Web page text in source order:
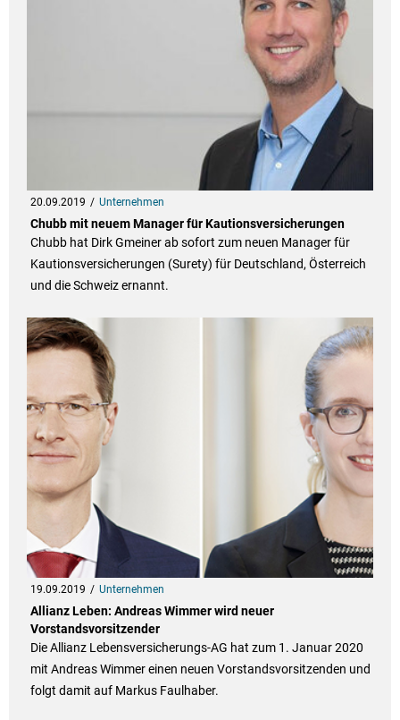
20.09.2019 Unternehmen
Chubb mit neuem Manager für Kautionsversicherungen
Chubb hat Dirk Gmeiner ab sofort zum neuen Manager für
Kautionsversicherungen (Surety) für Deutschland, Österreich
und die Schweiz ernannt.
19.09.2019 Unternehmen
Allianz Leben: Andreas Wimmer wird neuer
Vorstandsvorsitzender
Die Allianz Lebensversicherungs-AG hat zum 1. Januar 2020
mit Andreas Wimmer einen neuen Vorstandsvorsitzenden und
folgt damit auf Markus Faulhaber.